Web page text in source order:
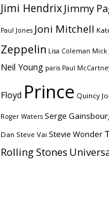
Jimi HendrixJimmy
Paul Jones Joni Mitchell
Zeppelin Lisa Coleman Mick
Neil Young paris Paul
Floyd Prince Quincy
Roger Waters Serge
Dan Steve Vai Stevie Wonder
Rolling Stones